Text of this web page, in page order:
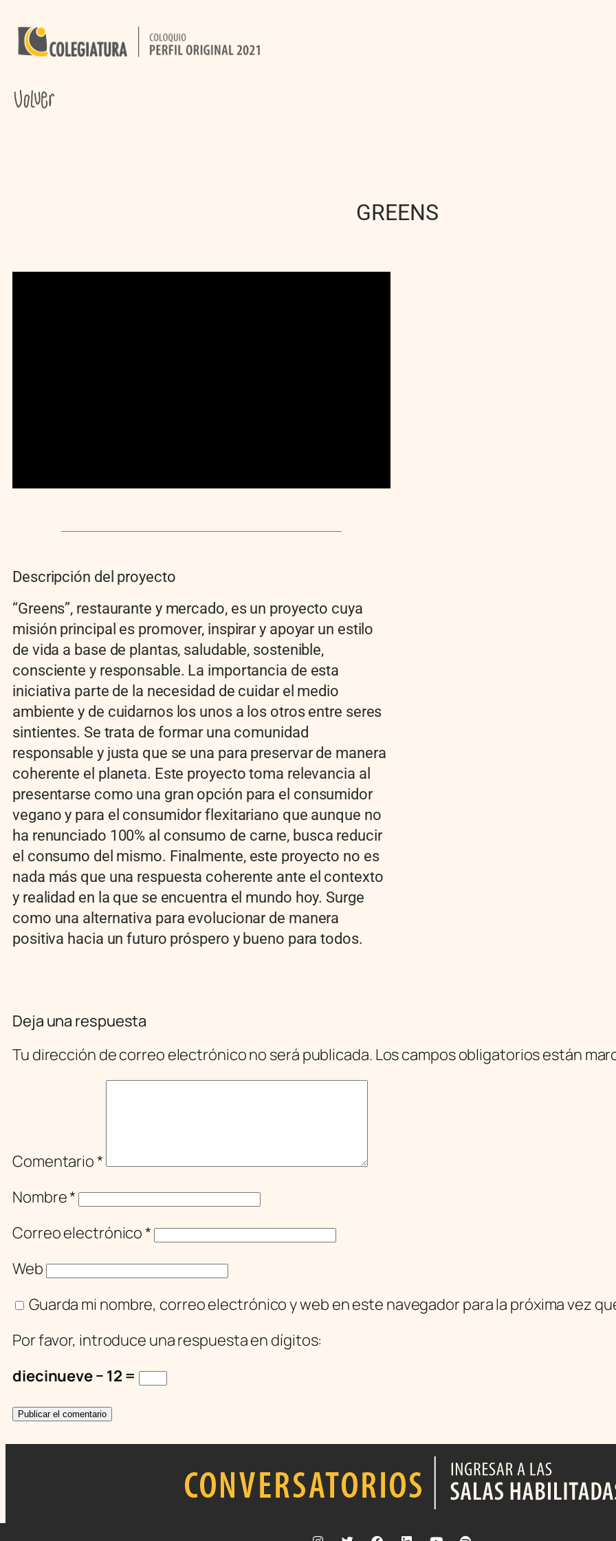
GREENS
Descripción del proyecto
“Greens”, restaurante y mercado, es un proyecto cuya
misión principal es promover, inspirar y apoyar un estilo
de vida a base de plantas, saludable, sostenible,
consciente y responsable. La importancia de esta
iniciativa parte de la necesidad de cuidar el medio
ambiente y de cuidarnos los unos a los otros entre seres
sintientes. Se trata de formar una comunidad
responsable y justa que se una para preservar de manera
coherente el planeta. Este proyecto toma relevancia al
presentarse como una gran opción para el consumidor
vegano y para el consumidor flexitariano que aunque no
ha renunciado 100% al consumo de carne, busca reducir
el consumo del mismo. Finalmente, este proyecto no es
nada más que una respuesta coherente ante el contexto
y realidad en la que se encuentra el mundo hoy. Surge
como una alternativa para evolucionar de manera
positiva hacia un futuro próspero y bueno para todos.
Deja una respuesta
Tu dirección de correo electrónico no será publicada. Los campos obligatorios están
Comentario*
Nombre*
Correo electrónico*
Web
Guarda mi nombre, correo electrónico y web en este navegador para la próxima vez
Por favor, introduce una respuesta en dígitos:
diecinueve − 12 =